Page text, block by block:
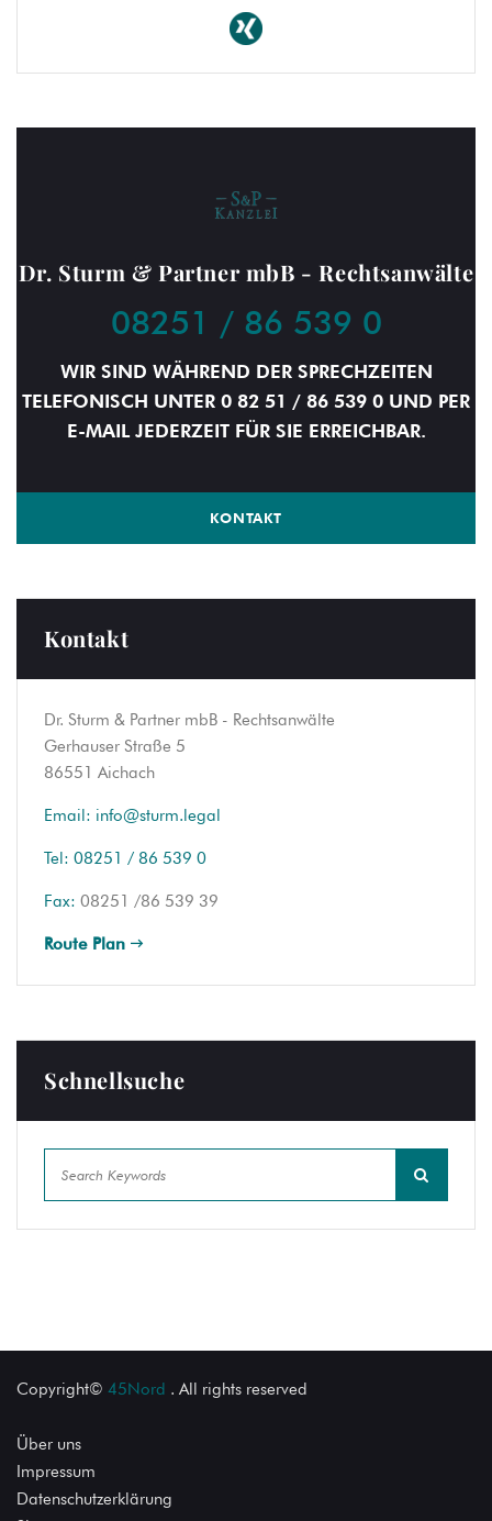
Dr. Sturm & Partner mbB - Rechtsanwälte
08251 / 86 539 0
WIR SIND WÄHREND DER SPRECHZEITEN
TELEFONISCH UNTER 0 82 51 / 86 539 0 UND PER
E-MAIL JEDERZEIT FÜR SIE ERREICHBAR.
KONTAKT
Kontakt
Dr. Sturm & Partner mbB - Rechtsanwälte
Gerhauser Straße 5
86551 Aichach
Email: info@sturm.legal
Tel: 08251 / 86 539 0
Fax: 08251 /86 539 39
Route Plan
Schnellsuche
Copyright© 45Nord . All rights reserved
Über uns
Impressum
Datenschutzerklärung